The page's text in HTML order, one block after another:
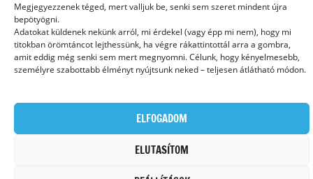
Megjegyezzenek téged, mert valljuk be, senki sem szeret mindent újra
bepötyögni.
Adatokat küldenek nekünk arról, mi érdekel (vagy épp mi nem), hogy mi
titokban örömtáncot lejthessünk, ha végre rákattintottál arra a gombra,
amit eddig még senki sem mert megnyomni. Célunk, hogy kényelmesebb,
személyre szabottabb élményt nyújtsunk neked – teljesen átlátható módon.
ELFOGADOM
ELUTASÍTOM